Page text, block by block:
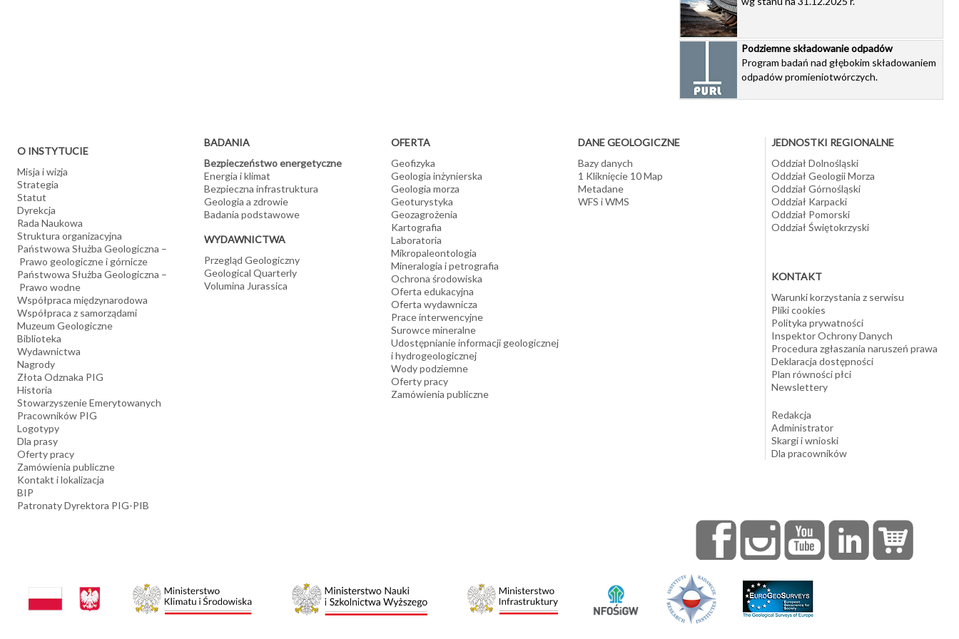
Podziemne składowanie odpadów
Program badań nad głębokim składowaniem
odpadów promieniotwórczych.
O INSTYTUCIE
Misja i wizja
Strategia
Statut
Dyrekcja
Rada Naukowa
Struktura organizacyjna
Państwowa Służba Geologiczna –
Prawo geologiczne i górnicze
Państwowa Służba Geologiczna –
Prawo wodne
Współpraca międzynarodowa
Współpraca z samorządami
Muzeum Geologiczne
Biblioteka
Wydawnictwa
Nagrody
Złota Odznaka PIG
Historia
Stowarzyszenie Emerytowanych
Pracowników PIG
Logotypy
Dla prasy
Oferty pracy
Zamówienia publiczne
Kontakt i lokalizacja
BIP
Patronaty Dyrektora PIG-PIB
BADANIA
Bezpieczeństwo energetyczne
Energia i klimat
Bezpieczna infrastruktura
Geologia a zdrowie
Badania podstawowe
WYDAWNICTWA
Przegląd Geologiczny
Geological Quarterly
Volumina Jurassica
OFERTA
Geofizyka
Geologia inżynierska
Geologia morza
Geoturystyka
Geozagrożenia
Kartografia
Laboratoria
Mikropaleontologia
Mineralogia i petrografia
Ochrona środowiska
Oferta edukacyjna
Oferta wydawnicza
Prace interwencyjne
Surowce mineralne
Udostępnianie informacji geologicznej
i hydrogeologicznej
Wody podziemne
Oferty pracy
Zamówienia publiczne
DANE GEOLOGICZNE
Bazy danych
1 Kliknięcie 10 Map
Metadane
WFS i WMS
JEDNOSTKI REGIONALNE
Oddział Dolnośląski
Oddział Geologii Morza
Oddział Górnośląski
Oddział Karpacki
Oddział Pomorski
Oddział Świętokrzyski
KONTAKT
Warunki korzystania z serwisu
Pliki cookies
Polityka prywatności
Inspektor Ochrony Danych
Procedura zgłaszania naruszeń prawa
Deklaracja dostępności
Plan równości płci
Newslettery
Redakcja
Administrator
Skargi i wnioski
Dla pracowników